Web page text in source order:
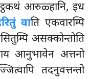
आरुळ्हानि, इध
वाति एकवारम्पि
असक्कोन्तोति
आनुभावेन अत्तनो
तदनुवत्तन्तो